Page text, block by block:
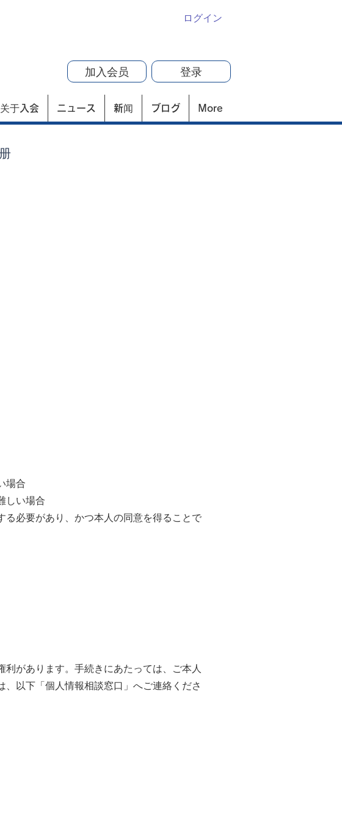
ログイン
加入会员 登录
关于入会 ニュース 新闻 ブログ More
場合
しい場合
る必要があり、かつ本人の同意を得ることで
があります。手続きにあたっては、ご本人
以下「個人情報相談窓口」へご連絡くださ